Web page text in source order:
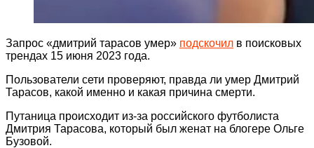
Запрос «дмитрий тарасов умер» подскочил в поисковых
трендах 15 июня 2023 года.
Пользователи сети проверяют, правда ли умер Дмитрий
Тарасов, какой именно и какая причина смерти.
Путаница происходит из-за российского футболиста
Дмитрия Тарасова, который был женат на блогере Ольге
Бузовой.